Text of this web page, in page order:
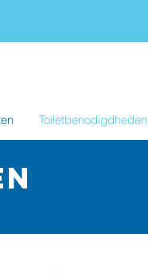
Toiletbenodigdheden